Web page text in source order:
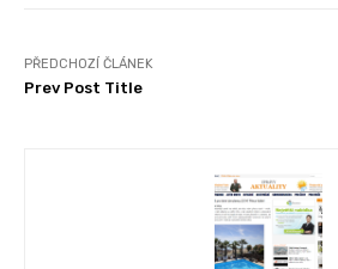
PŘEDCHOZÍ ČLÁNEK
Prev Post Title